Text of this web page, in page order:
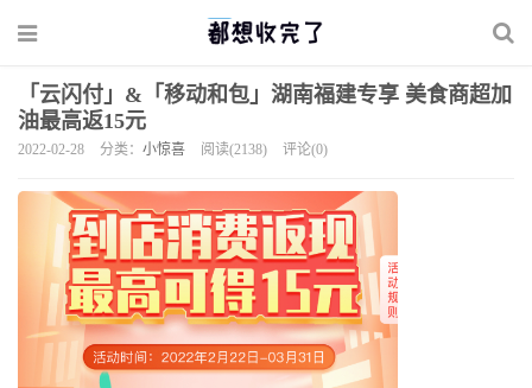
「云闪付」&「移动和包」湖南福建专享 美食商超加
油最高返15元
2022-02-28 分类： 小惊喜 阅读(2138) 评论(0)